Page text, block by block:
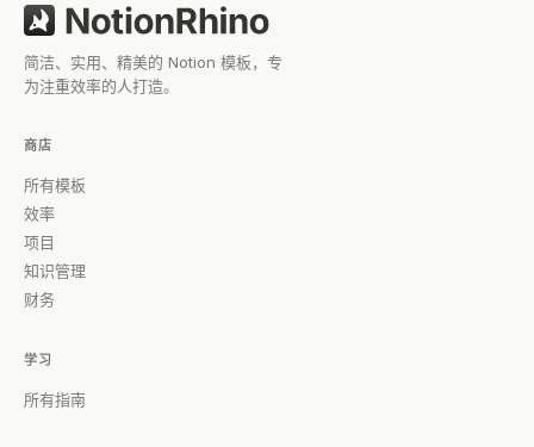
简洁、实用、精美的 Notion 模板，专
为注重效率的人打造。
商店
所有模板
效率
项目
知识管理
财务
学习
所有指南